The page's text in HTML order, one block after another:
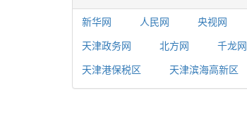
新华网 人民网 央视网
天津政务网
北方网 千龙网
天津港保税区
天津滨海高新区